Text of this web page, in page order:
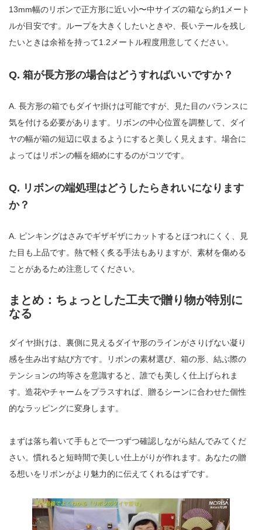
13mm幅のリボンで正方形に近い小〜中サイズの箱なら約1メート
ルが目安です。ループを大きくしたいときや、長いテールを残し
たいときは余裕を持って1.2メートル程度用意してください。
Q. 箱が長方形の場合はどうすればいいですか？
A. 長方形の箱でもダイヤ掛けは可能ですが、見た目のバランスに
気を付ける必要があります。リボンの中心位置を調整して、ダイ
ヤの幅が箱の短辺に収まるようにすると美しく見えます。場合に
よってはリボンの幅を細めにするのがコツです。
Q. リボンの端処理はどうしたらきれいになります
か？
A. ピンキングはさみでギザギザにカットするとほつれにくく、見
た目も上品です。熱で軽く炙る手法もありますが、素材を傷める
ことがあるため注意してください。
まとめ：ちょっとした工夫で贈り物が特別に
なる
ダイヤ掛けは、裏側に見えるダイヤ形のラインがさりげない凝り
感を生み出す結び方です。リボンの素材選び、箱の形、結ぶ際の
テンションの均等さを意識すると、誰でも美しく仕上げられま
す。造花やチャームをプラスすれば、贈るシーンに合わせた個性
的なラッピングに変身します。
まずは落ち着いて手もとで一つずつ確認しながら結んでみてくだ
さい。慣れると短時間で美しい仕上がりが作れます。あなたの贈
る想いをリボンがより魅力的に伝えてくれるはずです。